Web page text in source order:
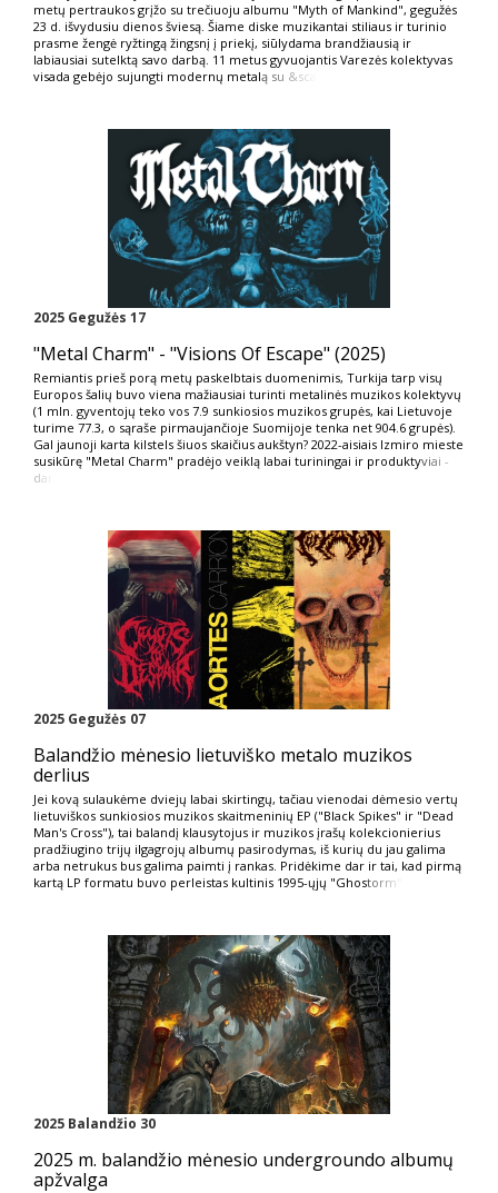
metų pertraukos grįžo su trečiuoju albumu "Myth of Mankind", gegužės
23 d. išvydusiu dienos šviesą. Šiame diske muzikantai stiliaus ir turinio
prasme žengė ryžtingą žingsnį į priekį, siūlydama brandžiausią ir
labiausiai sutelktą savo darbą. 11 metus gyvuojantis Varezės kolektyvas
visada gebėjo sujungti modernų metalą su &sca
2025 Gegužės 17
"Metal Charm" - "Visions Of Escape" (2025)
Remiantis prieš porą metų paskelbtais duomenimis, Turkija tarp visų
Europos šalių buvo viena mažiausiai turinti metalinės muzikos kolektyvų
(1 mln. gyventojų teko vos 7.9 sunkiosios muzikos grupės, kai Lietuvoje
turime 77.3, o sąraše pirmaujančioje Suomijoje tenka net 904.6 grupės).
Gal jaunoji karta kilstels šiuos skaičius aukštyn? 2022-aisiais Izmiro mieste
susikūrę "Metal Charm" pradėjo veiklą labai turiningai ir produktyviai -
dar
2025 Gegužės 07
Balandžio mėnesio lietuviško metalo muzikos
derlius
Jei kovą sulaukėme dviejų labai skirtingų, tačiau vienodai dėmesio vertų
lietuviškos sunkiosios muzikos skaitmeninių EP ("Black Spikes" ir "Dead
Man's Cross"), tai balandį klausytojus ir muzikos įrašų kolekcionierius
pradžiugino trijų ilgagrojų albumų pasirodymas, iš kurių du jau galima
arba netrukus bus galima paimti į rankas. Pridėkime dar ir tai, kad pirmą
kartą LP formatu buvo perleistas kultinis 1995-ųjų "Ghostorm"
2025 Balandžio 30
2025 m. balandžio mėnesio undergroundo albumų
apžvalga